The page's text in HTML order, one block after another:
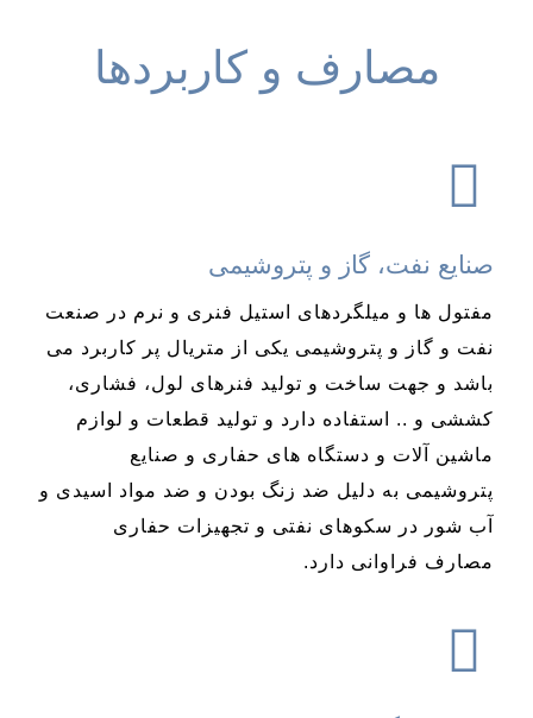
مصارف و کاربردها
صنایع نفت، گاز و پتروشیمی
مفتول ها و میلگردهای استیل فنری و نرم در صنعت
نفت و گاز و پتروشیمی یکی از متریال پر کاربرد می
باشد و جهت ساخت و تولید فنرهای لول، فشاری،
کششی و .. استفاده دارد و تولید قطعات و لوازم
ماشین آلات و دستگاه های حفاری و صنایع
پتروشیمی به دلیل ضد زنگ بودن و ضد مواد اسیدی و
آب شور در سکوهای نفتی و تجهیزات حفاری
مصارف فراوانی دارد.